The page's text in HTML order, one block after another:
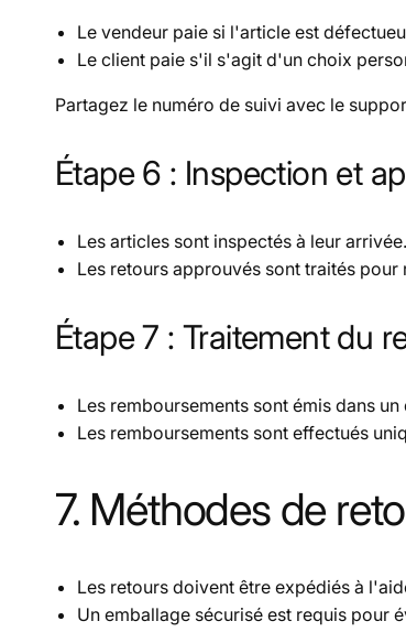
Le vendeur paie si l'article est
Le client paie s'il s'agit d'un choix
Partagez le numéro de suivi avec le
Étape 6 : Inspection et
Les articles sont inspectés à leur arrivée.
Les retours approuvés sont traités pour
Étape 7 : Traitement du
Les remboursements sont émis dans un
Les remboursements sont effectués
7. Méthodes de
Les retours doivent être expédiés à
Un emballage sécurisé est requis pour